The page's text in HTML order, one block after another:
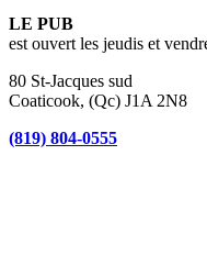
LE PUB
est ouvert les jeudis et
80 St-Jacques sud
Coaticook, (Qc) J1A 2N8
(819) 804-0555